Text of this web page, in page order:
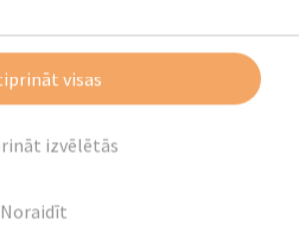
18.00
– pilsētā, kuru viņš izglābis no
viņš sastopas ar sašutumu,
Noraidīt
izvēlētās
visas